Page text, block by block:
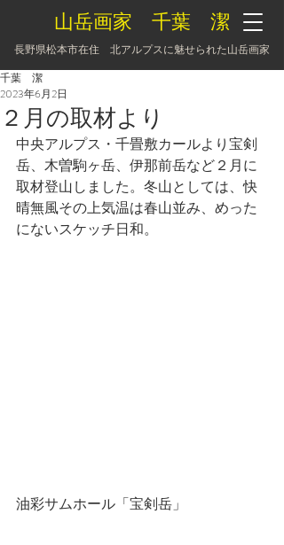
山岳画家 千葉 潔
長野県松本市在住 北アルプスに魅せられた山岳画家
２月の取材より
千葉 潔
2023年6月2日
中央アルプス・千畳敷カールより宝剣
岳、木曽駒ヶ岳、伊那前岳など２月に
取材登山しました。冬山としては、快
晴無風その上気温は春山並み、めった
にないスケッチ日和。
油彩サムホール「宝剣岳」